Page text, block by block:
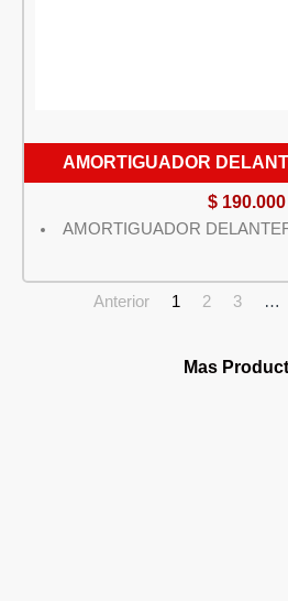
AMORTIGUADOR
$190.000
AMORTIGUADOR
Anterior 1 2 3 …
Mas